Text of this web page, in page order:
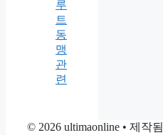
루
트
동
맹
관
련
© 2026 ultimaonline • 제작됨